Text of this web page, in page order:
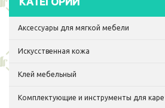
Аксессуары для мягкой мебели
Искусственная кожа
Клей мебельный
Комплектующие и инструменты для